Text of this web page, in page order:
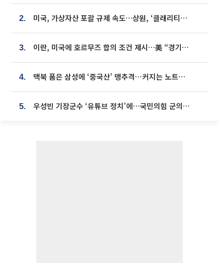
2. 미국, 가상자산 포괄 규제 속도…상원, ‘클래리티법’ 9월 절차투표 추진
3. 이란, 미국에 호르무즈 합의 조건 제시…美 “경기 아직 안 끝나” [종합]
4. 맥북 품은 삼성에 ‘중국산’ 맹추격⋯커지는 노트북 OLED 시장
5. 우성빈 기장군수 ‘유튜브 정치’에…국민의힘 군의원들 집단 반발